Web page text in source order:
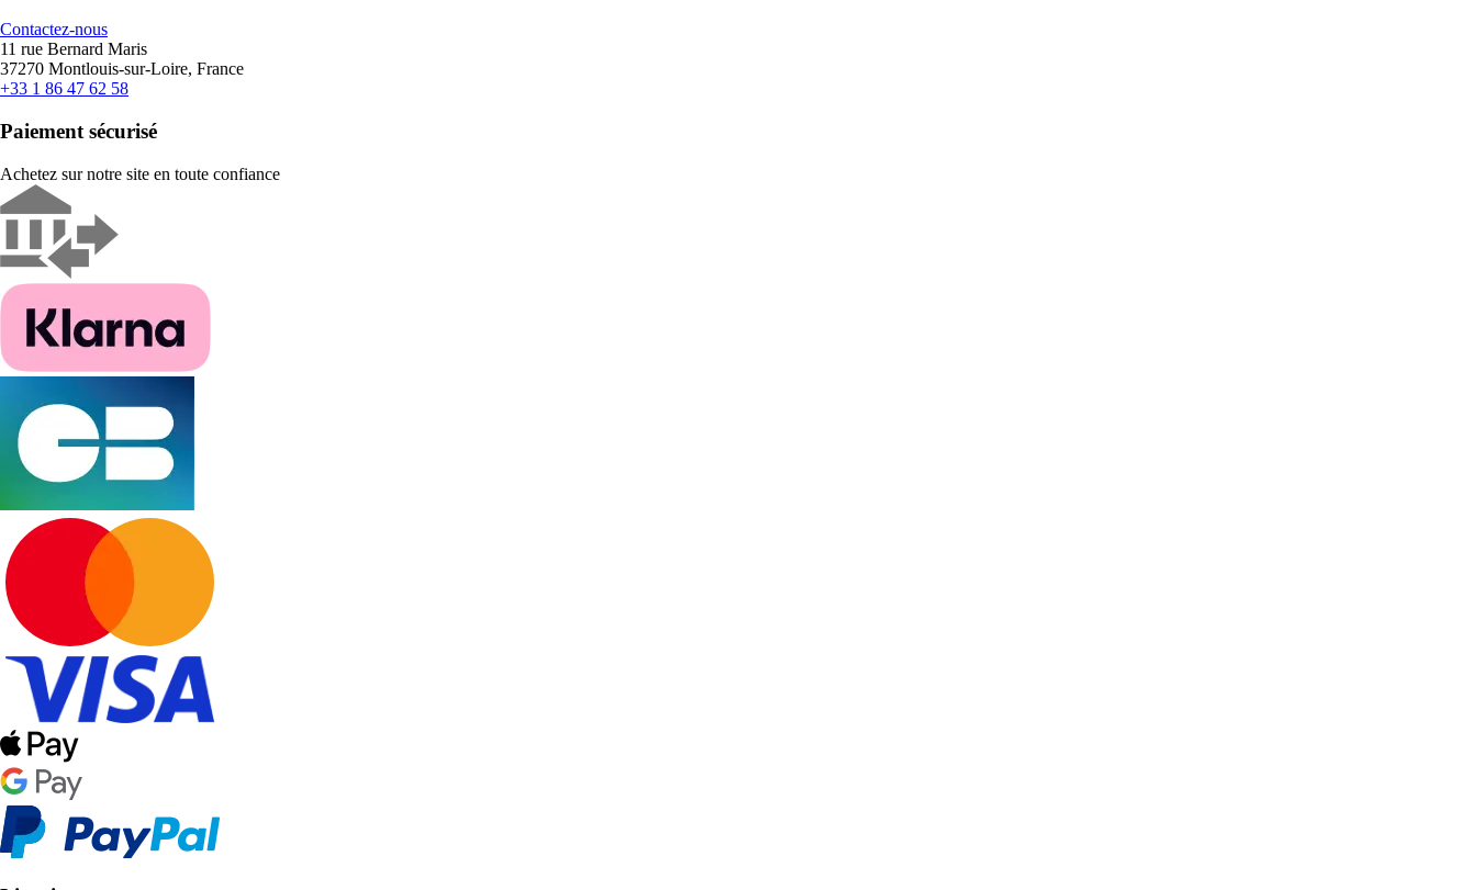
Contactez-nous
11 rue Bernard Maris
37270 Montlouis-sur-Loire, France
+33 1 86 47 62 58
Paiement sécurisé
Achetez sur notre site en toute confiance